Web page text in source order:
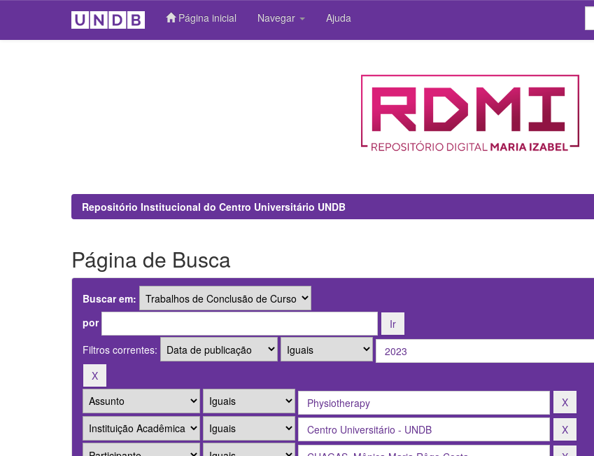
Página inicial Navegar Ajuda
Repositório Institucional do Centro Universitário UNDB
Página de Busca
Buscar em:
por
Filtros correntes: